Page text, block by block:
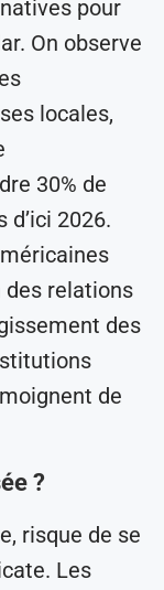
pour
On observe
locales,
30% de
2026.
relations
des
de
?
risque de se
Les